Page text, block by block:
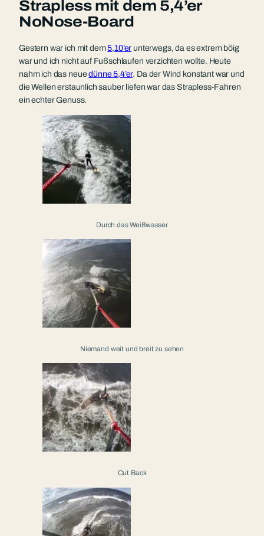
Strapless mit dem 5,4’er
NoNose-Board
Gestern war ich mit dem5,10’er unterwegs, da es extrem böig
war und ich nicht auf Fußschlaufen verzichten wollte. Heute
nahm ich das neuedünne 5,4’er. Da der Wind konstant war und
die Wellen erstaunlich sauber liefen war das Strapless-Fahren
ein echter Genuss.
Durch das Weißwasser
Niemand weit und breit zu sehen
Cut Back